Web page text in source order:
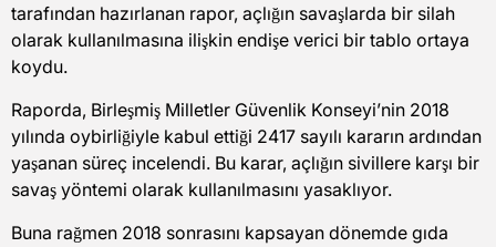
tarafından hazırlanan rapor, açlığın savaşlarda bir silah
olarak kullanılmasına ilişkin endişe verici bir tablo ortaya
koydu.
Raporda, Birleşmiş Milletler Güvenlik Konseyi’nin 2018
yılında oybirliğiyle kabul ettiği 2417 sayılı kararın ardından
yaşanan süreç incelendi. Bu karar, açlığın sivillere karşı bir
savaş yöntemi olarak kullanılmasını yasaklıyor.
Buna rağmen 2018 sonrasını kapsayan dönemde gıda